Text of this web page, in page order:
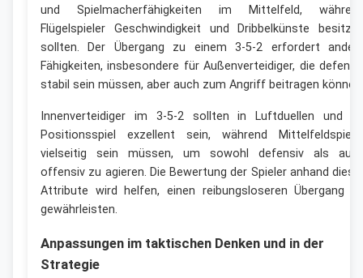
und Spielmacherfähigkeiten im Mittelfeld,
Flügelspieler Geschwindigkeit und Dribbelkünste
sollten. Der Übergang zu einem 3-5-2 erfordert
Fähigkeiten, insbesondere für Außenverteidiger, die
stabil sein müssen, aber auch zum Angriff beitragen können.
Innenverteidiger im 3-5-2 sollten in Luftduellen und
Positionsspiel exzellent sein, während
vielseitig sein müssen, um sowohl defensiv als
offensiv zu agieren. Die Bewertung der Spieler anhand
Attribute wird helfen, einen reibungsloseren Übergang
gewährleisten.
Anpassungen im taktischen Denken und in der
Strategie